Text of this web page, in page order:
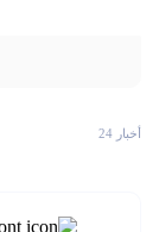
أخبار 24